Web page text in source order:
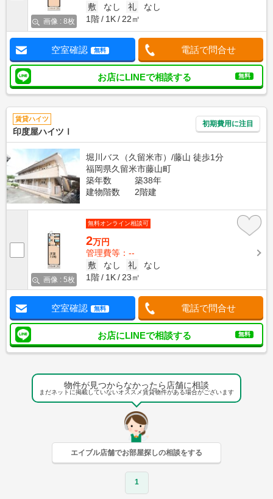
画像 : 8枚
敷
なし 礼
なし
1階
1K 22㎡
空室確認 無料 電話で問合せ
お店にLINEで相談する 無料
賃貸ハイツ
印度屋ハイツⅠ
初期費用に注目
堀川バス（久留米市）/藤山 徒歩1分
福岡県久留米市藤山町
築年数
築38年
建物階数
2階建
画像 : 5枚
無料オンライン相談可
2万円
管理費等：--
敷
なし 礼
なし
1階
1K 23㎡
空室確認 無料 電話で問合せ
お店にLINEで相談する 無料
物件が見つからなかったら店舗に相談
まだネットに掲載していないオススメ賃貸物件がある場合がございます
エイブル店舗でお部屋探しの相談をする
1